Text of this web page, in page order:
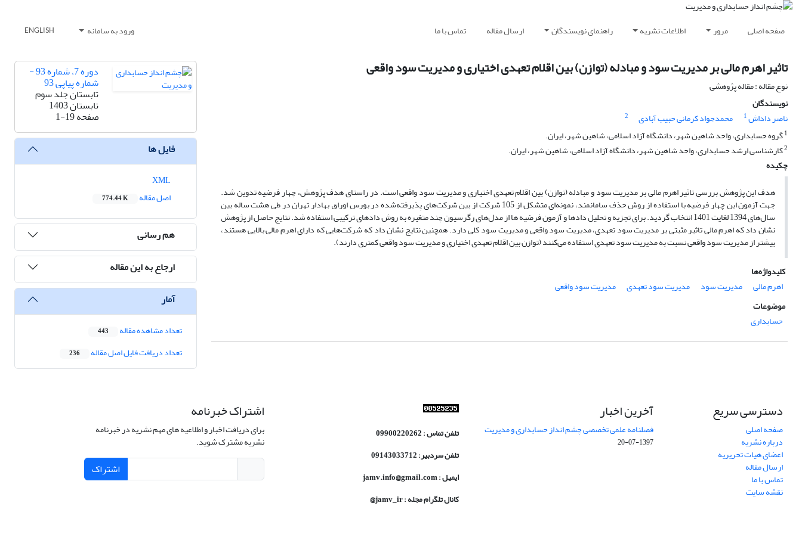
صفحه اصلی مرور اطلاعات نشریه راهنمای نویسندگان ارسال مقاله تماس با ما ورود به سامانه ENGLISH
تاثیر اهرم مالی بر مدیریت سود و مبادله (توازن) بین اقلام تعهدی اختیاری و مدیریت سود واقعی
نوع مقاله : مقاله پژوهشی
نویسندگان
ناصر داداش1 محمدجواد کرمانی حبیب آبادی
2
1گروه حسابداری، واحد شاهین شهر، دانشگاه آزاد اسلامی، شاهین شهر، ایران.
2کارشناسی ارشد حسابداری، واحد شاهین شهر، دانشگاه آزاد اسلامی، شاهین شهر، ایران.
چکیده
هدف این پژوهش بررسی تاثیر اهرم مالی بر مدیریت سود و مبادله (توازن) بین اقلام تعهدی اختیاری و مدیریت سود واقعی است. در راستای هدف پژوهش، چهار فرضیه تدوین شد.
جهت آزمون این چهار فرضیه با استفاده از روش حذف سامانمند، نمونه‌ای متشکل از 105 شرکت از بین شرکت‌های پذیرفته‌شده در بورس اوراق بهادار تهران در طی هشت ساله بین
سال‌های 1394 لغایت 1401 انتخاب گردید. برای تجزیه ‌و تحلیل دادها و آزمون فرضیه ‌ها از مدل‌های رگرسیون چند متغیره به روش دادهای ترکیبی استفاده شد. نتایج حاصل از پژوهش
نشان داد که اهرم مالی تاثیر مثبتی بر مدیریت سود تعهدی، مدیریت سود واقعی و مدیریت سود کلی دارد. همچنین نتایج نشان داد که شرکت‌هایی که دارای اهرم مالی بالایی هستند،
بیشتر از مدیریت سود واقعی نسبت به مدیریت سود تعهدی استفاده می‌کنند (توازن بین اقلام تعهدی اختیاری و مدیریت سود واقعی کمتری دارند).
کلیدواژه‌ها
اهرم مالی
مدیریت سود مدیریت سود تعهدی
مدیریت سود واقعی
موضوعات
حسابداری
دوره 7، شماره 93 -
شماره پیاپی 93
تابستان جلد سوم
تابستان 1403
صفحه1-19
فایل ها
اصل مقاله
774.44 K
هم رسانی
ارجاع به این مقاله
آمار
تعداد مشاهده مقاله 443
تعداد دریافت فایل اصل مقاله 236
دسترسی سریع
صفحه اصلی
درباره نشریه
اعضای هیات تحریریه
ارسال مقاله
تماس با ما
نقشه سایت
آخرین اخبار
فصلنامه علمی تخصصی چشم انداز حسابداری و مدیریت
1397-07-20
تلفن تماس : 09900220262
تلفن سردبیر: 09143033712
ایمیل : jamv.info@gmail.com
کانال تلگرام مجله : jamv_ir@
اشتراک خبرنامه
برای دریافت اخبار و اطلاعیه های مهم نشریه در خبرنامه
نشریه مشترک شوید.
اشتراک